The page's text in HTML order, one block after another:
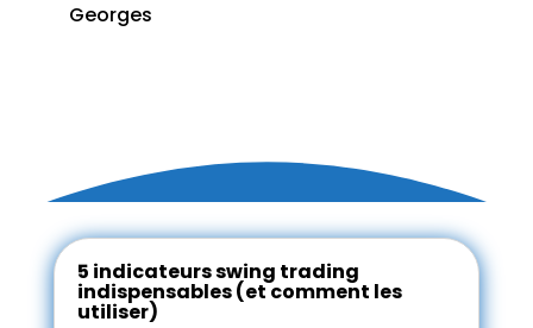
Georges
5 indicateurs swing trading
indispensables (et comment les
utiliser)